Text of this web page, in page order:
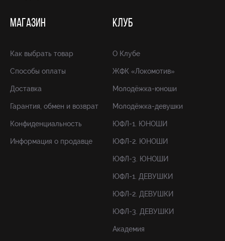
МАГАЗИН
Как выбрать товар
Способы оплаты
Доставка
Гарантия, обмен и возврат
Конфиденциальность
Информация о продавце
КЛУБ
О Клубе
ЖФК «Локомотив»
Молодёжка-юноши
Молодёжка-девушки
ЮФЛ-1. ЮНОШИ
ЮФЛ-2. ЮНОШИ
ЮФЛ-3. ЮНОШИ
ЮФЛ-1. ДЕВУШКИ
ЮФЛ-2. ДЕВУШКИ
ЮФЛ-3. ДЕВУШКИ
Академия